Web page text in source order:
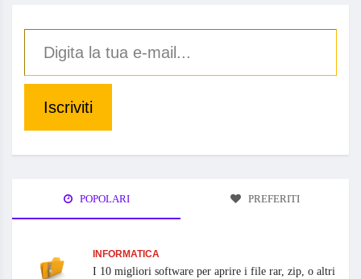
Iscriviti
POPOLARI PREFERITI
INFORMATICA
I 10 migliori software per aprire i file rar, zip, o altri